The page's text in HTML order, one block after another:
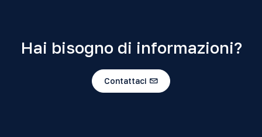
Hai bisogno di informazioni?
Contattaci